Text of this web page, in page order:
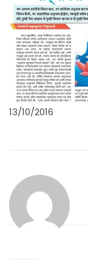
13/10/2016